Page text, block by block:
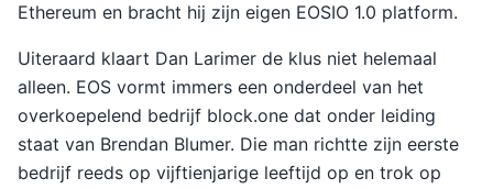
Ethereum en bracht hij zijn eigen EOSIO 1.0 platform.
Uiteraard klaart Dan Larimer de klus niet helemaal
alleen. EOS vormt immers een onderdeel van het
overkoepelend bedrijf block.one dat onder leiding
staat van Brendan Blumer. Die man richtte zijn eerste
bedrijf reeds op vijftienjarige leeftijd op en trok op